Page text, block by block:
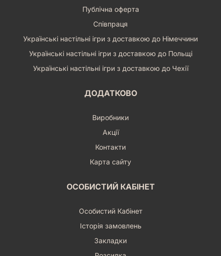
якнайшвидше взяти до рук наступний том. Це справжній
діамант серед сучасних коміксів, який варто прочитати
кожному поціновувачу жанру.
Публічна оферта
Співпраця
Українські настільні ігри з доставкою до Німеччини
Українські настільні ігри з доставкою до Польщі
Українські настільні ігри з доставкою до Чехії
ДОДАТКОВО
Виробники
Акції
Контакти
Карта сайту
ОСОБИСТИЙ КАБІНЕТ
Особистий Кабінет
Історія замовлень
Закладки